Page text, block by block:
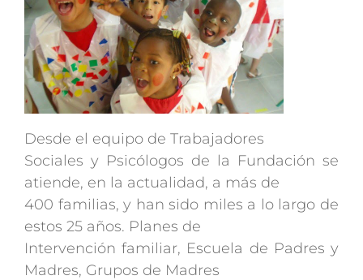
Desde el equipo de Trabajadores
Sociales y Psicólogos de la Fundación se
atiende, en la actualidad, a más de
400 familias, y han sido miles a lo largo de
estos 25 años. Planes de
Intervención familiar, Escuela de Padres y
Madres, Grupos de Madres